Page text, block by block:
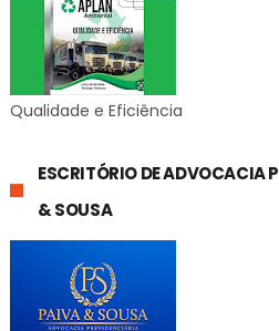
Qualidade e Eficiência
ESCRITÓRIO DE ADVOCACIA
& SOUSA